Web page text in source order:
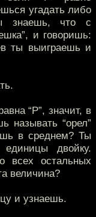
угадать либо
знаешь, что с
и говоришь:
ты выиграешь и
“P”, значит, в
называть “орел”
в среднем? Ты
двойку.
всех остальных
величина?
и узнаешь.